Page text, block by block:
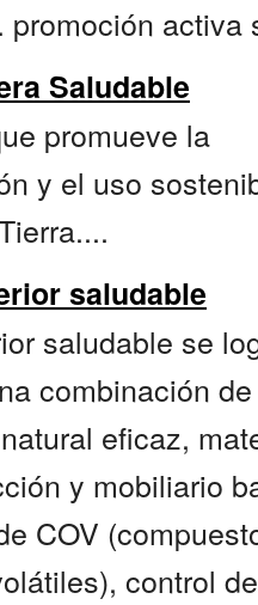
promoción activa
Saludable
promueve la
y el uso
saludable
saludable se
combinación de
eficaz,
y mobiliario
COV
control de